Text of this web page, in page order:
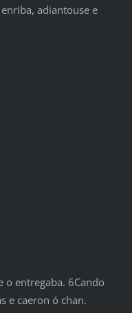
adiantouse e
o entregaba. 6Cando
e caeron ó chan.